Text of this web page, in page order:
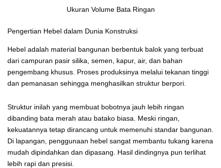
Ukuran Volume Bata Ringan
Pengertian Hebel dalam Dunia Konstruksi
Hebel adalah material bangunan berbentuk balok yang terbuat
dari campuran pasir silika, semen, kapur, air, dan bahan
pengembang khusus. Proses produksinya melalui tekanan tinggi
dan pemanasan sehingga menghasilkan struktur berpori.
Struktur inilah yang membuat bobotnya jauh lebih ringan
dibanding bata merah atau batako biasa. Meski ringan,
kekuatannya tetap dirancang untuk memenuhi standar bangunan.
Di lapangan, penggunaan hebel sangat membantu tukang karena
mudah dipindahkan dan dipasang. Hasil dindingnya pun terlihat
lebih rapi dan presisi.